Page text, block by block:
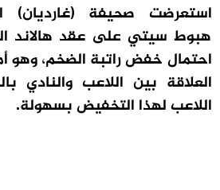
استعرضت صحيفة (غارديان)
هبوط سيتي على عقد هالاند
احتمال خفض راتبة الضخم،
العلاقة بين اللاعب والنادي
اللاعب لهذا التخفيض بسهولة.